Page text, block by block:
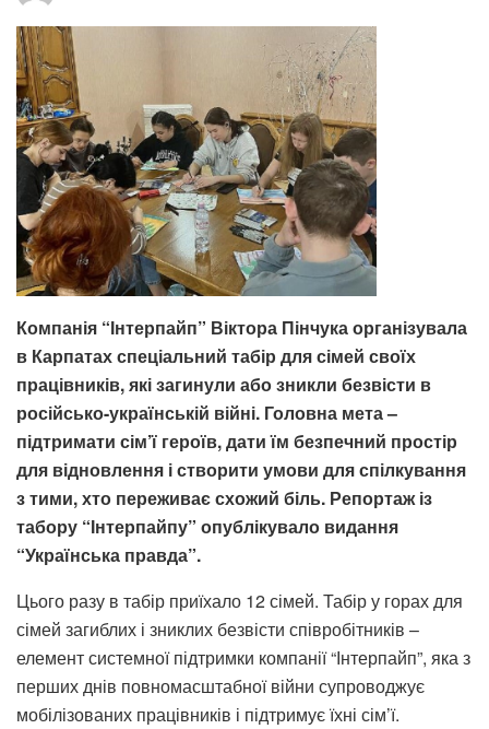
Компанія “Інтерпайп” Віктора Пінчука організувала
в Карпатах спеціальний табір для сімей своїх
працівників, які загинули або зникли безвісти в
російсько-українській війні. Головна мета –
підтримати сім’ї героїв, дати їм безпечний простір
для відновлення і створити умови для спілкування
з тими, хто переживає схожий біль. Репортаж із
табору “Інтерпайпу” опублікувало видання
“Українська правда”.
Цього разу в табір приїхало 12 сімей. Табір у горах для
сімей загиблих і зниклих безвісти співробітників –
елемент системної підтримки компанії “Інтерпайп”, яка з
перших днів повномасштабної війни супроводжує
мобілізованих працівників і підтримує їхні сім’ї.